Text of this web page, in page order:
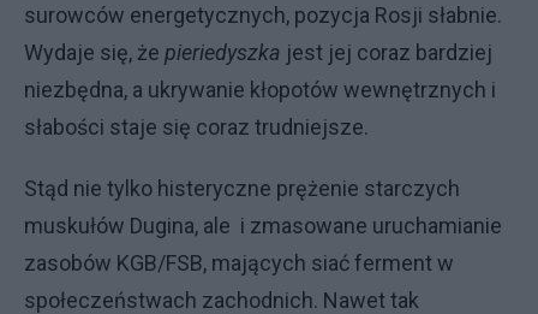
surowców energetycznych, pozycja Rosji słabnie.
Wydaje się, że pieriedyszka jest jej coraz bardziej
niezbędna, a ukrywanie kłopotów wewnętrznych i
słabości staje się coraz trudniejsze.
Stąd nie tylko histeryczne prężenie starczych
muskułów Dugina, ale i zmasowane uruchamianie
zasobów KGB/FSB, mających siać ferment w
społeczeństwach zachodnich. Nawet tak